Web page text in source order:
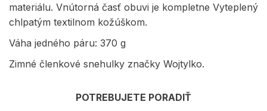
materiálu. Vnútorná časť obuvi je kompletne Vyteplený
chlpatým textilnom kožúškom.
Váha jedného páru: 370 g
Zimné členkové snehulky značky Wojtylko.
POTREBUJETE PORADIŤ